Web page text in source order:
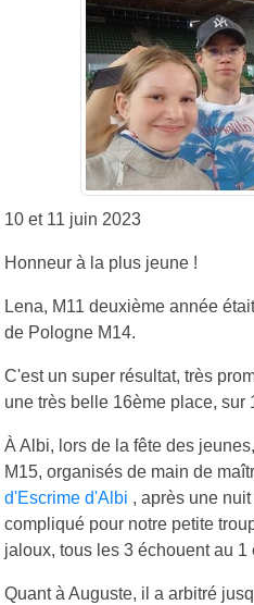
10 et 11 juin 2023
Honneur à la plus jeune !
Lena, M11 deuxième année
de Pologne M14.
C'est un super résultat, très
une très belle 16ème place, sur
À Albi, lors de la fête des
M15, organisés de main de
d'Escrime d'Albi , après une
compliqué pour notre petite
jaloux, tous les 3 échouent au 1
Quant à Auguste, il a arbitré